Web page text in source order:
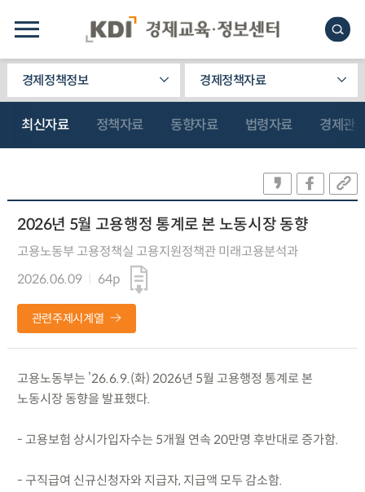
경제정책정보 경제정책자료
최신자료 정책자료 동향자료 법령자료 경제관
2026년 5월 고용행정 통계로 본 노동시장 동향
고용노동부 고용정책실 고용지원정책관 미래고용분석과
2026.06.09
64p
관련주제시계열
고용노동부는 ’26.6.9.(화) 2026년 5월 고용행정 통계로 본
노동시장 동향을 발표했다.
- 고용보험 상시가입자수는 5개월 연속 20만명 후반대로 증가함.
- 구직급여 신규신청자와 지급자, 지급액 모두 감소함.